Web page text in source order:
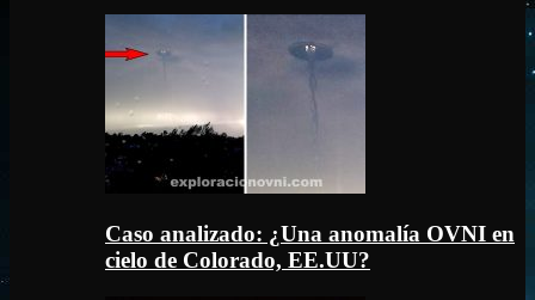
Caso analizado: ¿Una anomalía OVNI en
cielo de Colorado, EE.UU?